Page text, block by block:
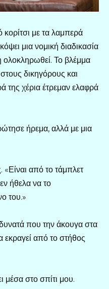
κορίτσι με τα λαμπερά
μια νομική διαδικασία
ολοκληρωθεί. Το βλέμμα
δικηγόρους και
της χέρια έτρεμαν ελαφρά
ήρεμα, αλλά με μια
από το τάμπλετ
ήθελα να το
του.»
που την άκουγα στα
εκραγεί από το στήθος
μέσα στο σπίτι μου.